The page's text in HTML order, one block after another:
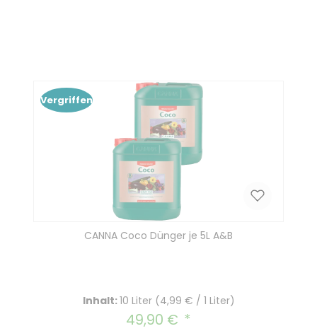
Vergriffen
CANNA Coco Dünger je 5L A&B
Inhalt:10 Liter (4,99 € / 1 Liter)
Regulärer Preis:
49,90 €